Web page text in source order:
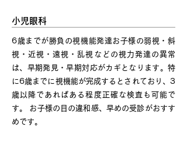
小児眼科
6歳までが勝負の視機能発達お子様の弱視・斜
視・近視・遠視・乱視などの視力発達の異常
は、早期発見・早期対応がカギとなります。特
に6歳までに視機能が完成するとされており、3
歳以降であればある程度正確な検査も可能で
す。 お子様の目の違和感、早めの受診がおすす
めです。